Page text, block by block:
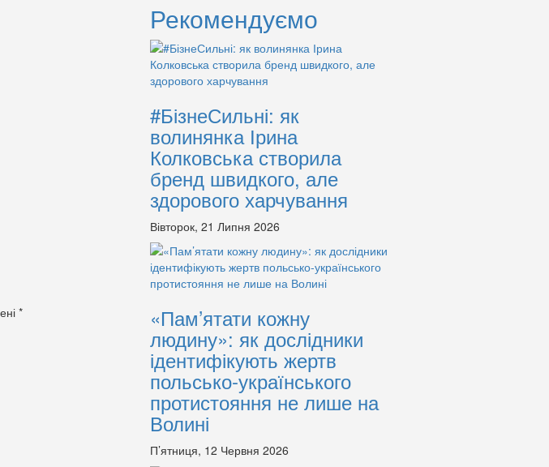
*
Рекомендуємо
#БізнеСильні: як
волинянка Ірина
Колковська створила
бренд швидкого, але
здорового харчування
Вівторок, 21 Липня 2026
«Пам’ятати кожну
людину»: як дослідники
ідентифікують жертв
польсько-українського
протистояння не лише на
Волині
П’ятниця, 12 Червня 2026